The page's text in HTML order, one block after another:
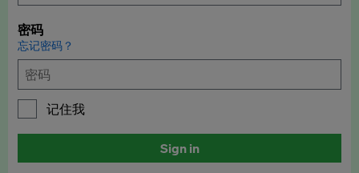
密码
忘记密码？
记住我
Sign in